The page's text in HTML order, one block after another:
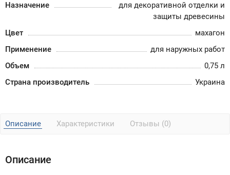
Назначение
для декоративной отделки и
защиты древесины
Цвет
махагон
Применение
для наружных работ
Объем
0,75 л
Страна производитель
Украина
Описание Характеристики Отзывы (0)
Описание